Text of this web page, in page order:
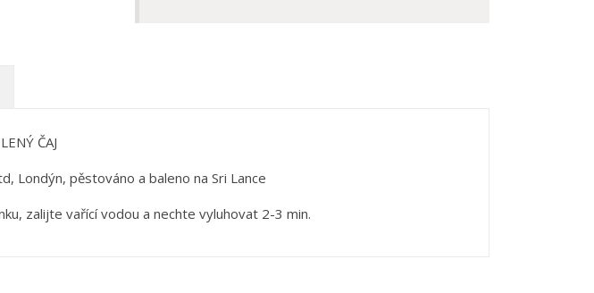
ČAJ
Londýn, pěstováno a baleno na Sri Lance
zalijte vařící vodou a nechte vyluhovat 2-3 min.